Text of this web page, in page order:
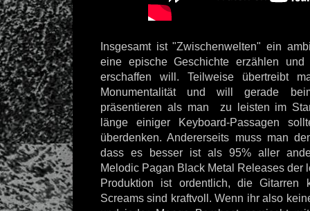
Insgesamt ist "Zwischenwelten" ein
eine epische Geschichte erzählen
erschaffen will. Teilweise übertreibt
Monumentalität und will gerade
präsentieren als man zu leisten im
länge einiger Keyboard-Passagen
überdenken. Andererseits muss man
dass es besser ist als 95% aller
Melodic Pagan Black Metal Releases der
Produktion ist ordentlich, die Gitarren
Screams sind kraftvoll. Wenn ihr also